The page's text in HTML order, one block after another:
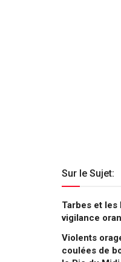
Sur le Sujet:
Tarbes et les
vigilance
Violents
coulées de